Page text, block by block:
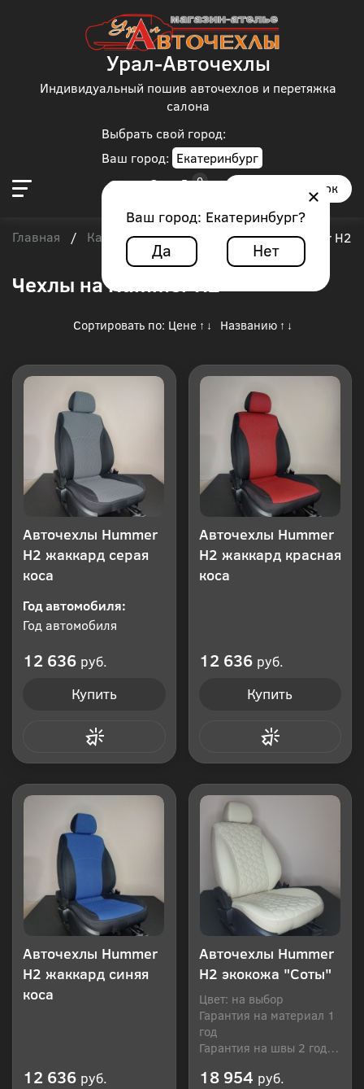
Выбрать свой город:
Ваш город: Екатеринбург
Ваш город: Екатеринбург?
Да Нет
Урал-Авточехлы
Индивидуальный пошив авточехлов и перетяжка
салона
Заказать звонок
Главная / Каталог чехлов / Hummer / Hummer H2
Чехлы на Hummer H2
Сортировать по: Цене ↑ ↓ Названию ↑ ↓
Авточехлы Hummer
H2 жаккард серая
коса
Год автомобиля:
Год автомобиля
12 636 руб.
Купить
Авточехлы Hummer
H2 жаккард красная
коса
12 636 руб.
Купить
Авточехлы Hummer
H2 жаккард синяя
коса
12 636 руб.
Авточехлы Hummer
H2 экокожа "Соты"
Цвет: на выбор
Гарантия на материал 1
год
Гарантия на швы 2 года
18 954 руб.